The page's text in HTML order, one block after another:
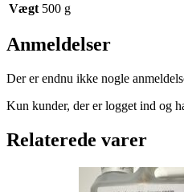
Vægt 500 g
Anmeldelser
Der er endnu ikke nogle
Kun kunder, der er logget ind og
Relaterede varer